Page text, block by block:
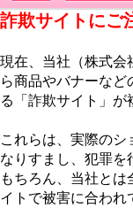
詐欺サイトにご
現在、当社（株式会
ら商品やバナーな
る「詐欺サイト」が
これらは、実際のシ
なりすまし、犯罪を
もちろん、当社と
イトで被害に合われ